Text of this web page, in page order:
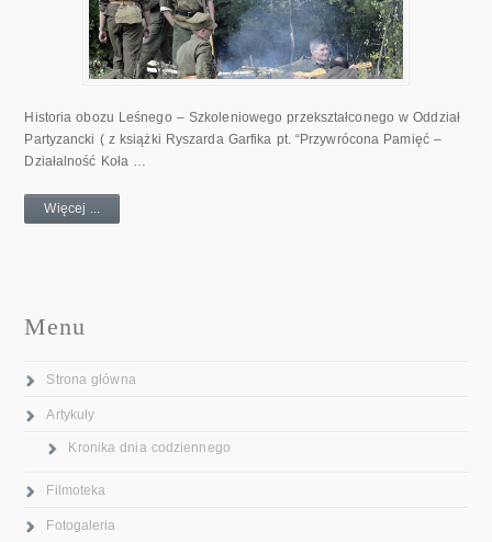
Historia obozu Leśnego – Szkoleniowego przekształconego w Oddział
Partyzancki ( z książki Ryszarda Garfika pt. “Przywrócona Pamięć –
Działalność Koła …
Więcej ...
Menu
Strona główna
Artykuły
Kronika dnia codziennego
Filmoteka
Fotogaleria